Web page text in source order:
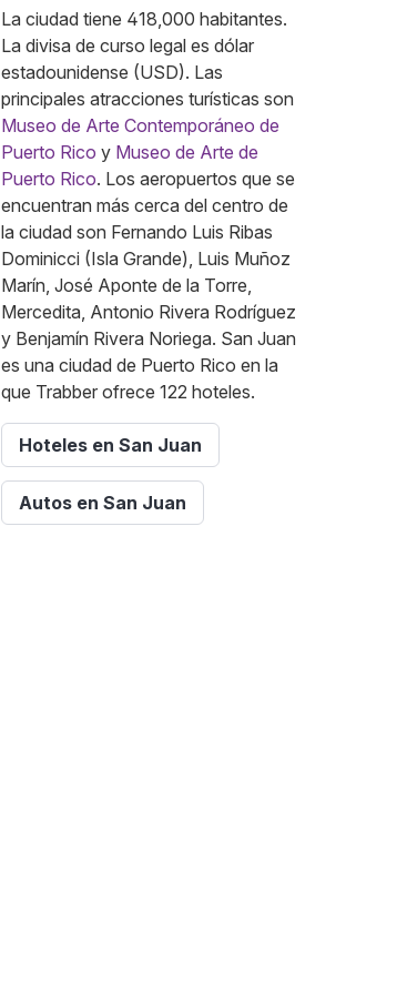
La ciudad tiene 418,000 habitantes.
La divisa de curso legal es dólar
estadounidense (USD). Las
principales atracciones turísticas son
Museo de Arte Contemporáneo de
Puerto Rico y Museo de Arte de
Puerto Rico. Los aeropuertos que se
encuentran más cerca del centro de
la ciudad son Fernando Luis Ribas
Dominicci (Isla Grande), Luis Muñoz
Marín, José Aponte de la Torre,
Mercedita, Antonio Rivera Rodríguez
y Benjamín Rivera Noriega. San Juan
es una ciudad de Puerto Rico en la
que Trabber ofrece 122 hoteles.
Hoteles en San Juan
Autos en San Juan